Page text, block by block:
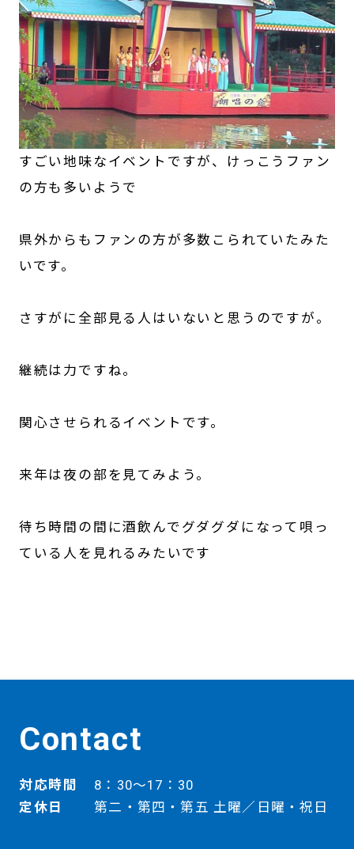
すごい地味なイベントですが、けっこうファン
の方も多いようで
県外からもファンの方が多数こられていたみた
いです。
さすがに全部見る人はいないと思うのですが。
継続は力ですね。
関心させられるイベントです。
来年は夜の部を見てみよう。
待ち時間の間に酒飲んでグダグダになって唄っ
ている人を見れるみたいです
Contact
対応時間
8：30～17：30
定休日
第二・第四・第五 土曜／日曜・祝日